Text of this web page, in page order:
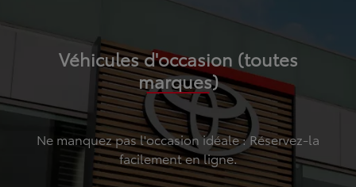
Véhicules d'occasion (toutes
marques)
Ne manquez pas l'occasion idéale : Réservez-la
facilement en ligne.